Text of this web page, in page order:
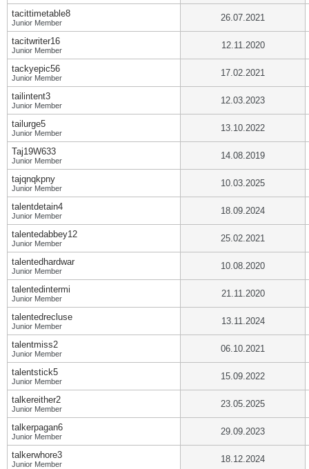
tacittimetable8
Junior Member 26.07.2021
tacitwriter16
Junior Member 12.11.2020
tackyepic56
Junior Member 17.02.2021
tailintent3
Junior Member 12.03.2023
tailurge5
Junior Member 13.10.2022
Taj19W633
Junior Member 14.08.2019
tajqnqkpny
Junior Member 10.03.2025
talentdetain4
Junior Member 18.09.2024
talentedabbey12
Junior Member 25.02.2021
talentedhardwar
Junior Member 10.08.2020
talentedintermi
Junior Member 21.11.2020
talentedrecluse
Junior Member 13.11.2024
talentmiss2
Junior Member 06.10.2021
talentstick5
Junior Member 15.09.2022
talkereither2
Junior Member 23.05.2025
talkerpagan6
Junior Member 29.09.2023
talkerwhore3
Junior Member 18.12.2024